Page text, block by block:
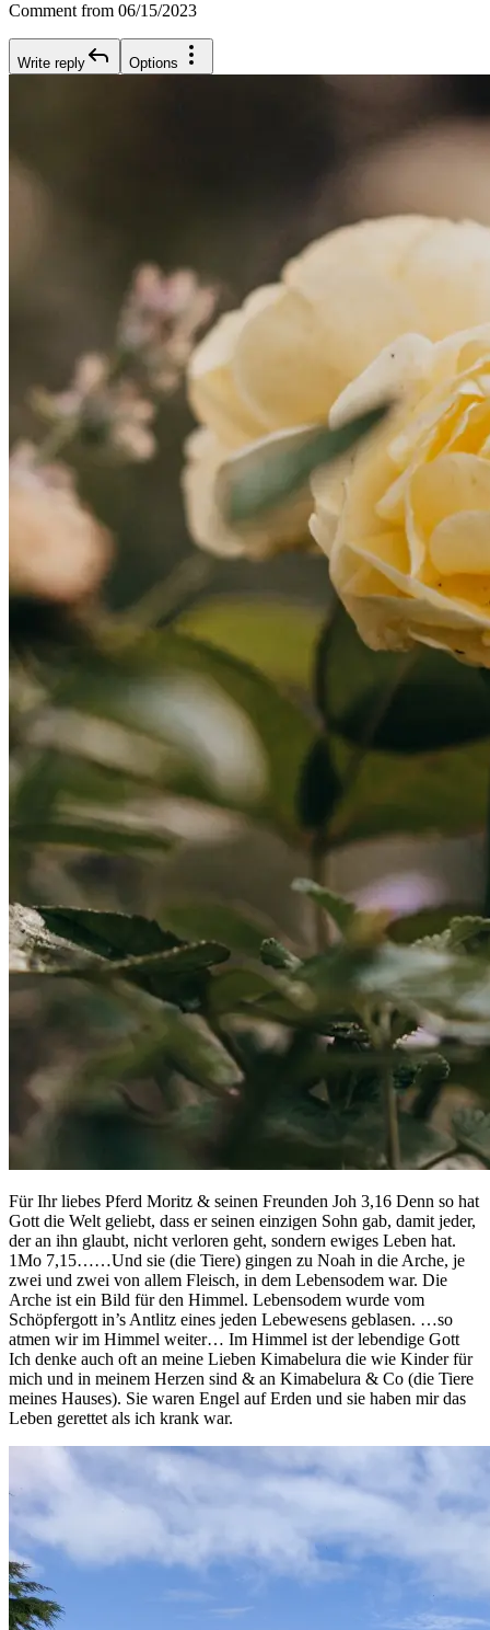
Comment from 06/15/2023
Write reply Options
Für Ihr liebes Pferd Moritz & seinen Freunden Joh 3,16 Denn so hat
Gott die Welt geliebt, dass er seinen einzigen Sohn gab, damit jeder,
der an ihn glaubt, nicht verloren geht, sondern ewiges Leben hat.
1Mo 7,15……Und sie (die Tiere) gingen zu Noah in die Arche, je
zwei und zwei von allem Fleisch, in dem Lebensodem war. Die
Arche ist ein Bild für den Himmel. Lebensodem wurde vom
Schöpfergott in’s Antlitz eines jeden Lebewesens geblasen. …so
atmen wir im Himmel weiter… Im Himmel ist der lebendige Gott
Ich denke auch oft an meine Lieben Kimabelura die wie Kinder für
mich und in meinem Herzen sind & an Kimabelura & Co (die Tiere
meines Hauses). Sie waren Engel auf Erden und sie haben mir das
Leben gerettet als ich krank war.